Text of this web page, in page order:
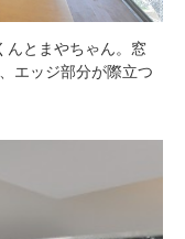
んとまやちゃん。窓
エッジ部分が際立つ